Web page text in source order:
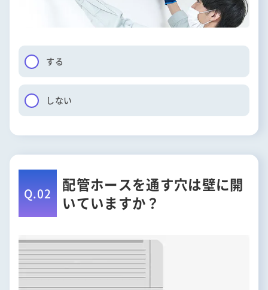
する
しない
Q.02
配管ホースを通す穴は壁に開
いていますか？